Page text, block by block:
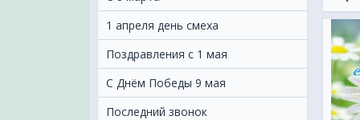
1 апреля день смеха
Поздравления с 1 мая
С Днём Победы 9 мая
Последний звонок